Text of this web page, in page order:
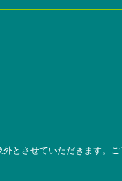
とさせていただきます。